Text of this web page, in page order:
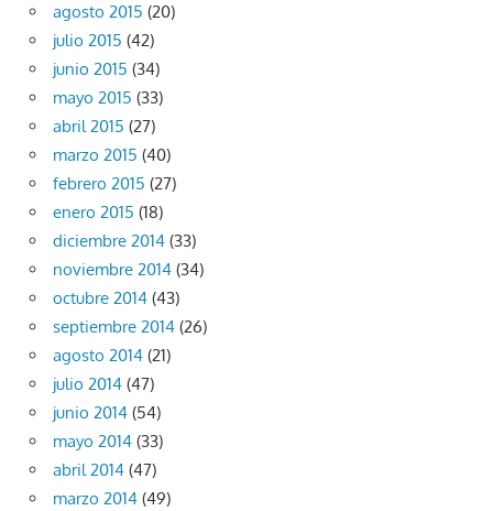
agosto 2015 (20)
julio 2015 (42)
junio 2015 (34)
mayo 2015 (33)
abril 2015 (27)
marzo 2015 (40)
febrero 2015 (27)
enero 2015 (18)
diciembre 2014 (33)
noviembre 2014 (34)
octubre 2014 (43)
septiembre 2014 (26)
agosto 2014 (21)
julio 2014 (47)
junio 2014 (54)
mayo 2014 (33)
abril 2014 (47)
marzo 2014 (49)